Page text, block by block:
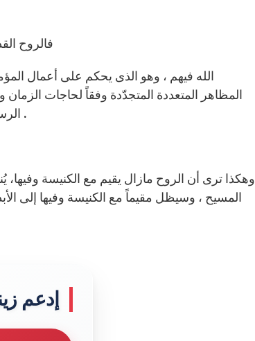
فالروح
الله فيهم ، وهو الذى يحكم على أعمال
المظاهر المتعددة المتجدّدة وفقاً لحاجات
الرسولية التي تدفعها إلى نشر الحقيقة ومدّ العالم بالسعادة و الحياة الحقيقة .
وهكذا ترى أن الروح مازال يقيم مع الكنيسة وفيها،
المسيح ، وسيظل مقيماً مع الكنيسة وفيها إلى
إدعم